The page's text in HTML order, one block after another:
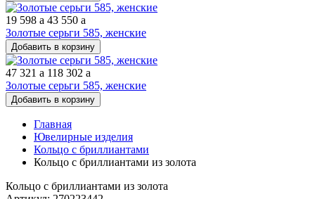
19 598 a 43 550 a
Золотые серьги 585, женские
Добавить в корзину
47 321 a 118 302 a
Золотые серьги 585, женские
Добавить в корзину
Главная
Ювелирные изделия
Кольцо с бриллиантами
Кольцо с бриллиантами из золота
Кольцо с бриллиантами из золота